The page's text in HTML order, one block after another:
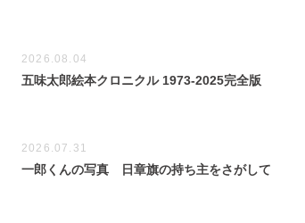
2026.08.04
五味太郎絵本クロニクル 1973-2025完全版
2026.07.31
一郎くんの写真 日章旗の持ち主をさがして